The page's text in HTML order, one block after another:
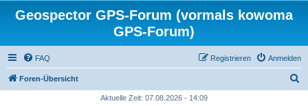
Geospector GPS-Forum (vormals kowoma
GPS-Forum)
FAQ Anmelden
Registrieren
Foren-Übersicht
Aktuelle Zeit: 07.08.2026 - 14:09